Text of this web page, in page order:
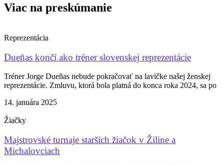
Viac na preskúmanie
Reprezentácia
Dueñas končí ako tréner slovenskej reprezentácie
Tréner Jorge Dueñas nebude pokračovať na lavičke našej ženskej
reprezentácie. Zmluvu, ktorá bola platná do konca roka 2024, sa po
14. januára 2025
Žiačky
Majstrovské turnaje starších žiačok v Žiline a
Michalovciach